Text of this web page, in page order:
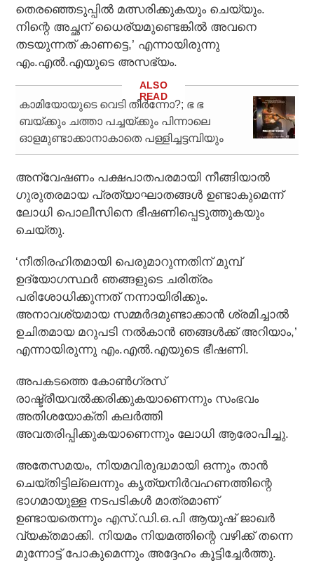
തെരഞ്ഞെടുപ്പില്‍ മത്സരിക്കുകയും ചെയ്യും.
നിന്റെ അച്ഛന് ധൈര്യമുണ്ടെങ്കില്‍ അവനെ
തടയുന്നത് കാണട്ടെ,’ എന്നായിരുന്നു
എം.എല്‍.എയുടെ അസഭ്യം.
കാമിയോയുടെ വെടി തീര്‍ന്നോ?; ഭ ഭ
ബയ്ക്കും ചത്താ പച്ചയ്ക്കും പിന്നാലെ
ഓളമുണ്ടാക്കാനാകാതെ പള്ളിച്ചട്ടമ്പിയും
അന്വേഷണം പക്ഷപാതപരമായി നീങ്ങിയാല്‍
ഗുരുതരമായ പ്രത്യാഘാതങ്ങള്‍ ഉണ്ടാകുമെന്ന്
ലോധി പൊലീസിനെ ഭീഷണിപ്പെടുത്തുകയും
ചെയ്തു.
‘നീതിരഹിതമായി പെരുമാറുന്നതിന് മുമ്പ്
ഉദ്യോഗസ്ഥര്‍ ഞങ്ങളുടെ ചരിത്രം
പരിശോധിക്കുന്നത് നന്നായിരിക്കും.
അനാവശ്യമായ സമ്മര്‍ദമുണ്ടാക്കാന്‍ ശ്രമിച്ചാല്‍
ഉചിതമായ മറുപടി നല്‍കാന്‍ ഞങ്ങള്‍ക്ക് അറിയാം,’
എന്നായിരുന്നു എം.എല്‍.എയുടെ ഭീഷണി.
അപകടത്തെ കോണ്‍ഗ്രസ്
രാഷ്ട്രീയവല്‍ക്കരിക്കുകയാണെന്നും സംഭവം
അതിശയോക്തി കലര്‍ത്തി
അവതരിപ്പിക്കുകയാണെന്നും ലോധി ആരോപിച്ചു.
അതേസമയം, നിയമവിരുദ്ധമായി ഒന്നും താന്‍
ചെയ്തിട്ടില്ലെന്നും കൃത്യനിര്‍വഹണത്തിന്റെ
ഭാഗമായുള്ള നടപടികള്‍ മാത്രമാണ്
ഉണ്ടായതെന്നും എസ്.ഡി.ഒ.പി ആയുഷ് ജാഖര്‍
വ്യക്തമാക്കി. നിയമം നിയമത്തിന്റെ വഴിക്ക് തന്നെ
മുന്നോട്ട് പോകുമെന്നും അദ്ദേഹം കൂട്ടിച്ചേര്‍ത്തു.